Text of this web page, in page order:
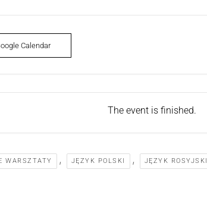
Calendar
The event is finished.
WARSZTATY , JĘZYK POLSKI , JĘZYK ROSYJSKI